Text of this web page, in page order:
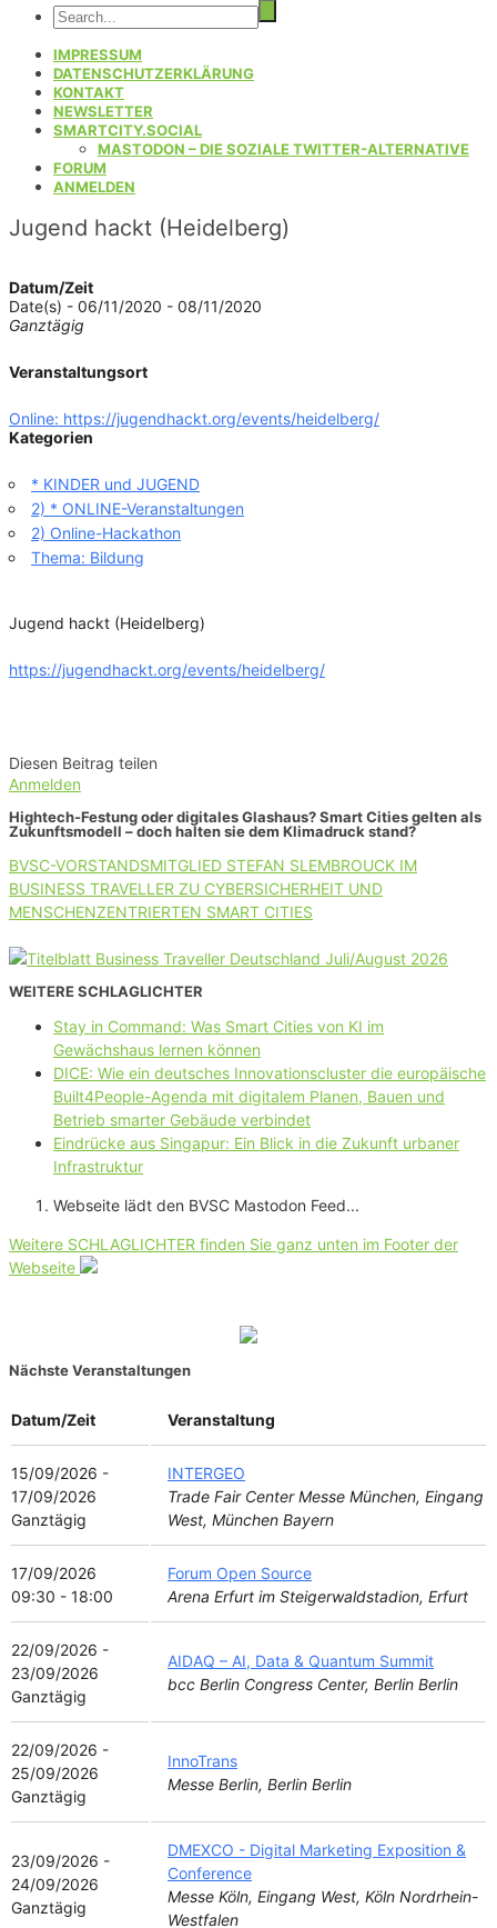
IMPRESSUM
DATENSCHUTZERKLÄRUNG
KONTAKT
NEWSLETTER
SMARTCITY.SOCIAL
MASTODON – DIE SOZIALE TWITTER-ALTERNATIVE
FORUM
ANMELDEN
Jugend hackt (Heidelberg)
Datum/Zeit
Date(s) - 06/11/2020 - 08/11/2020
Ganztägig
Veranstaltungsort
Online: https://jugendhackt.org/events/heidelberg/
Kategorien
* KINDER und JUGEND
2) * ONLINE-Veranstaltungen
2) Online-Hackathon
Thema: Bildung
Jugend hackt (Heidelberg)
https://jugendhackt.org/events/heidelberg/
Diesen Beitrag teilen
Anmelden
Hightech-Festung oder digitales Glashaus? Smart Cities gelten als
Zukunftsmodell – doch halten sie dem Klimadruck stand?
BVSC-VORSTANDSMITGLIED STEFAN SLEMBROUCK IM
BUSINESS TRAVELLER ZU CYBERSICHERHEIT UND
MENSCHENZENTRIERTEN SMART CITIES
WEITERE SCHLAGLICHTER
Stay in Command: Was Smart Cities von KI im
Gewächshaus lernen können
DICE: Wie ein deutsches Innovationscluster die europäische
Built4People-Agenda mit digitalem Planen, Bauen und
Betrieb smarter Gebäude verbindet
Eindrücke aus Singapur: Ein Blick in die Zukunft urbaner
Infrastruktur
Webseite lädt den BVSC Mastodon Feed...
Weitere SCHLAGLICHTER finden Sie ganz unten im Footer der
Webseite
Nächste Veranstaltungen
Datum/Zeit Veranstaltung
15/09/2026 -
17/09/2026
Ganztägig
INTERGEO
Trade Fair Center Messe München, Eingang
West, München Bayern
17/09/2026
09:30 - 18:00
Forum Open Source
Arena Erfurt im Steigerwaldstadion, Erfurt
22/09/2026 -
23/09/2026
Ganztägig
AIDAQ – AI, Data & Quantum Summit
bcc Berlin Congress Center, Berlin Berlin
22/09/2026 -
25/09/2026
Ganztägig
InnoTrans
Messe Berlin, Berlin Berlin
23/09/2026 -
24/09/2026
Ganztägig
DMEXCO - Digital Marketing Exposition &
Conference
Messe Köln, Eingang West, Köln Nordrhein-
Westfalen